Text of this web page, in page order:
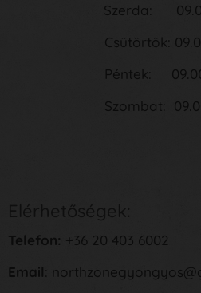
Szerda:
Csütörtök:
Péntek:
Szombat:
Elérhetőségek:
Telefon: +36 20 403 6002
Email :